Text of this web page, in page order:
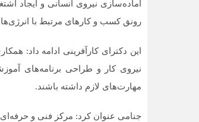
آماده‌سازی نیروی انسانی و ایجاد
رونق کسب و کارهای مرتبط با
این دکترای کارآفرینی ادامه داد:
نیروی کار و طراحی برنامه‌های
مهارت‌های لازم داشته باشند.
جنامی عنوان کرد: مرکز فنی و حرفه‌ای